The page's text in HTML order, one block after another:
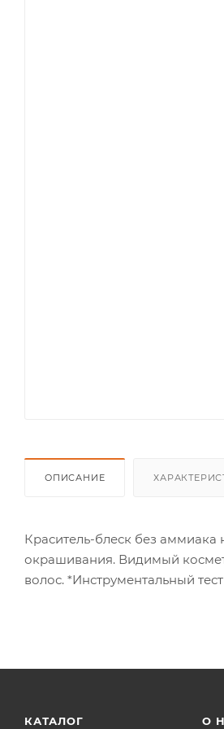
ОПИСАНИЕ
Краситель-блеск без аммиака
окрашивания. Видимый
волос. *Инструментальный тест
КАТАЛОГ О